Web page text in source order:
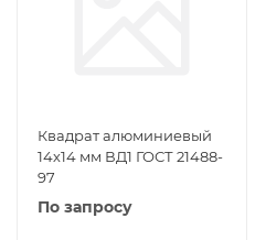
Квадрат алюминиевый
14х14 мм ВД1 ГОСТ 21488-
97
По запросу